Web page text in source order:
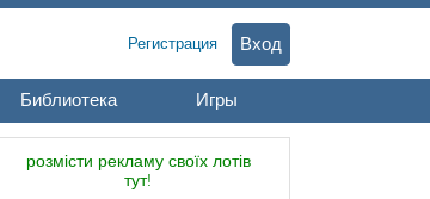
Регистрация Вход
Библиотека Игры
розмісти рекламу своїх лотів
тут!